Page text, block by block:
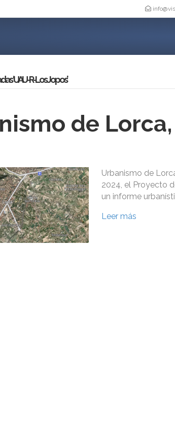
‘UAU-R-Los Jopos’
de
Urbanismo de
2024, el Proyecto
un informe
Leer más